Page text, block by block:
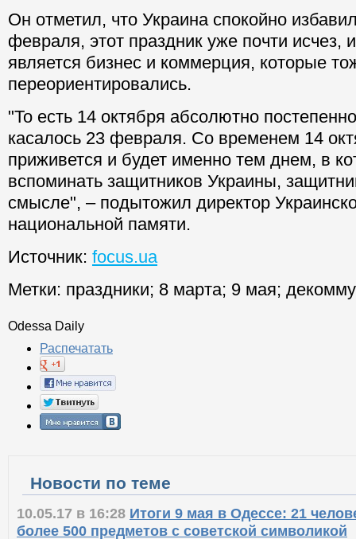
Он отметил, что Украина спокойно
февраля, этот праздник уже почти исчез,
является бизнес и коммерция, которые
переориентировались.
"То есть 14 октября абсолютно
касалось 23 февраля. Со временем 14
приживется и будет именно тем днем, в
вспоминать защитников Украины,
смысле", – подытожил директор
национальной памяти.
Источник: focus.ua
Метки: праздники; 8 марта; 9 мая;
Odessa Daily
Распечатать
Новости по теме
10.05.17 в 16:28 Итоги 9 мая в Одессе: 21
более 500 предметов с советской символикой